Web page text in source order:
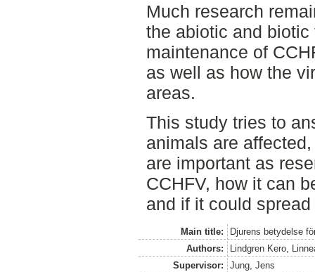
Much research
the abiotic and
maintenance of
as well as how the
areas.
This study tries to
animals are
are important as
CCHFV, how it can
and if it could
Main title:
Djurens betydelse
Authors:
Lindgren Kero,
Supervisor:
Jung, Jens